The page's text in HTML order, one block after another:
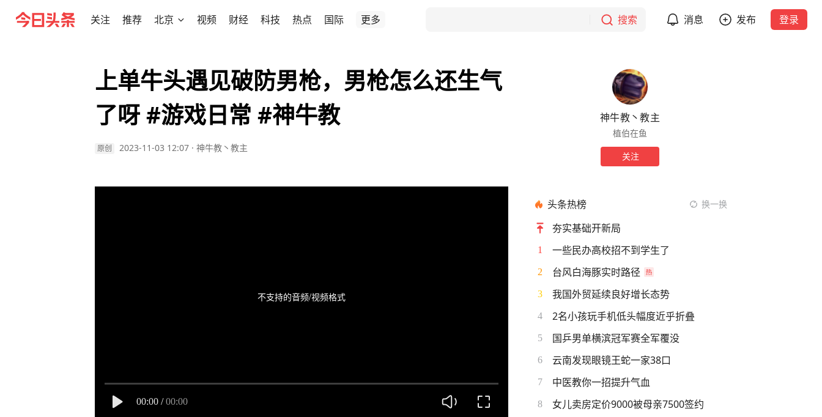
关注 推荐 北京 视频 财经 科技 热点 国际 更多 搜索 消息 发布 登录
上单牛头遇见破防男枪，男枪怎么还生气
了呀 #游戏日常 #神牛教
原创 2023-11-03 12:07 · 神牛教丶教主
不支持的音频/视频格式
00:00 / 00:00
神牛教丶教主
植伯在鱼
关注
头条热榜 换一换
夯实基础开新局
1 一些民办高校招不到学生了
2 台风白海豚实时路径
3 我国外贸延续良好增长态势
4 2名小孩玩手机低头幅度近乎折叠
5 国乒男单横滨冠军赛全军覆没
6 云南发现眼镜王蛇一家38口
7 中医教你一招提升气血
8 女儿卖房定价9000被母亲7500签约